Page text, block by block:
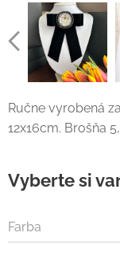
Ručne vyrobená
12x16cm. Brošňa
Vyberte si
Farba